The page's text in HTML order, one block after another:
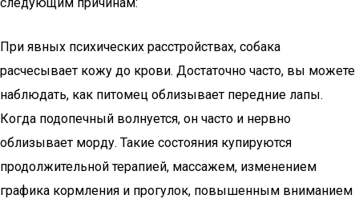
При явных психических расстройствах, собака
расчесывает кожу до крови. Достаточно часто, вы можете
наблюдать, как питомец облизывает передние лапы.
Когда подопечный волнуется, он часто и нервно
облизывает морду. Такие состояния купируются
продолжительной терапией, массажем, изменением
графика кормления и прогулок, повышенным вниманием